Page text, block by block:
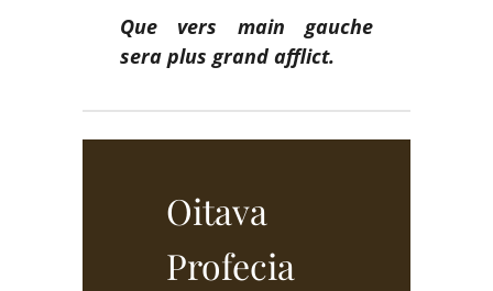
Que vers main gauche
sera plus grand afflict.
Oitava
Profecia